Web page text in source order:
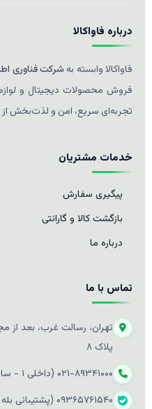
درباره فاواکالا
فاواکالا وابسته به شرکت فناوری
فروش محصولات دیجیتال و
تجربه‌ای سریع، امن و لذت‌بخش از
خدمات مشتریان
پیگیری سفارش
بازگشت کالا و گارانتی
درباره ما
تماس با ما
تهران، رسالت غرب، بعد از
پلاک ۸
۰۲۱-۸۹۳۴۱۰۰۰ (داخلی ۱ - ساعت ۹ الی ۱۸)
۰۹۳۶۵۷۶۱۵۴۰ (پشتیبانی بله ۲۴ ساعته)